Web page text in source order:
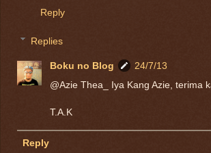
Reply
Replies
Boku no Blog
24/7/13
@Azie Thea_ Iya Kang Azie, terima
T.A.K
Reply